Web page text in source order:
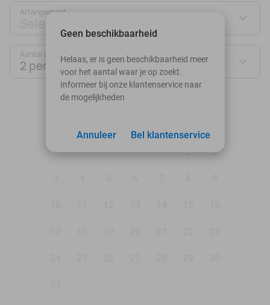
Arrangement
Selecteer jouw deal
Aantal personen:
2 personen
augustus 2026
1 2
Geen beschikbaarheid
Helaas, er is geen beschikbaarheid meer
voor het aantal waar je op zoekt.
Informeer bij onze klantenservice naar
de mogelijkheden
Bel klantenservice
Annuleer